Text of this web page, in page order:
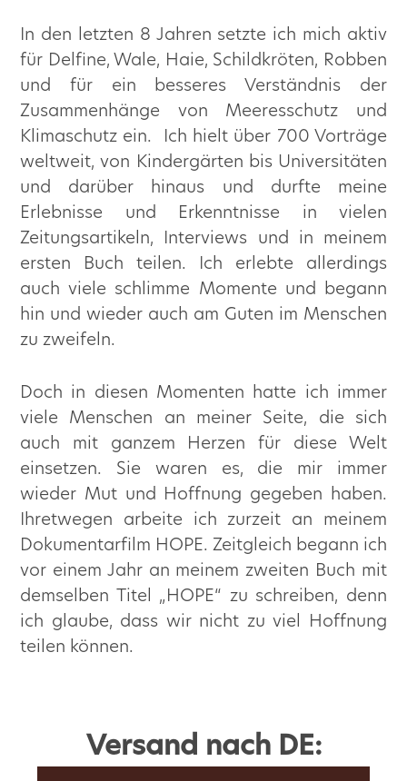
In den letzten 8 Jahren setzte ich mich aktiv
für Delfine, Wale, Haie, Schildkröten, Robben
und für ein besseres Verständnis der
Zusammenhänge von Meeresschutz und
Klimaschutz ein. Ich hielt über 700 Vorträge
weltweit, von Kindergärten bis Universitäten
und darüber hinaus und durfte meine
Erlebnisse und Erkenntnisse in vielen
Zeitungsartikeln, Interviews und in meinem
ersten Buch teilen. Ich erlebte allerdings
auch viele schlimme Momente und begann
hin und wieder auch am Guten im Menschen
zu zweifeln.
Doch in diesen Momenten hatte ich immer
viele Menschen an meiner Seite, die sich
auch mit ganzem Herzen für diese Welt
einsetzen. Sie waren es, die mir immer
wieder Mut und Hoffnung gegeben haben.
Ihretwegen arbeite ich zurzeit an meinem
Dokumentarfilm HOPE. Zeitgleich begann ich
vor einem Jahr an meinem zweiten Buch mit
demselben Titel „HOPE“ zu schreiben, denn
ich glaube, dass wir nicht zu viel Hoffnung
teilen können.
Versand nach DE: